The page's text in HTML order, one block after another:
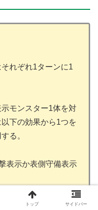
れぞれ1ターンに1
モンスター1体を対
下の効果から1つを
る。
表示か表側守備表示
る。その後、この効
トップ サイドバー